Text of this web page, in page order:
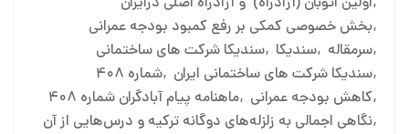
بخش خصوصی کمکی بر رفع کمبود بودجه عمرانی
سرمقاله سندیکا سندیکا شرکت های ساختمانی
سندیکا شرکت های ساختمانی ایران شماره ۴۰۸
کاهش بودجه عمرانی ماهنامه پیام آبادگران شماره ۴۰۸
نگاهی اجمالی به زلزله‌های دوگانه ترکیه و درس‌هایی از آن